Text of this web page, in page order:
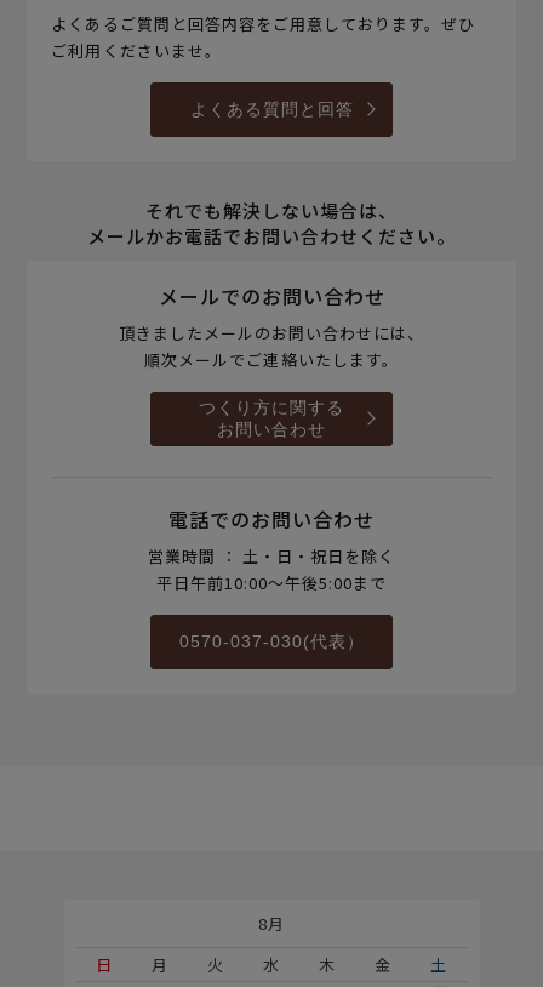
よくあるご質問と回答内容をご用意しております。ぜひ
ご利用くださいませ。
よくある質問と回答
それでも解決しない場合は、
メールかお電話でお問い合わせください。
メールでのお問い合わせ
頂きましたメールのお問い合わせには、
順次メールでご連絡いたします。
つくり方に関する
お問い合わせ
電話でのお問い合わせ
営業時間 ： 土・日・祝日を除く
平日午前10:00～午後5:00まで
0570-037-030(代表）
8月
日
月 火 水 木 金
土